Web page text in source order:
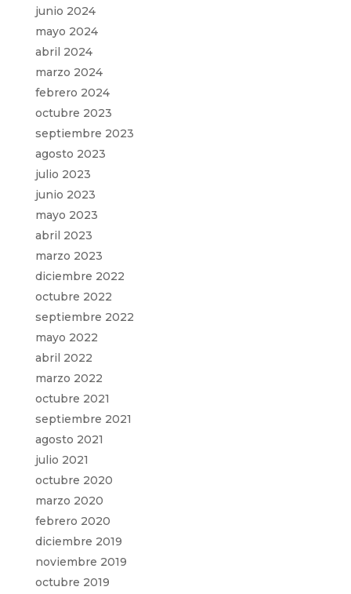
junio 2024
mayo 2024
abril 2024
marzo 2024
febrero 2024
octubre 2023
septiembre 2023
agosto 2023
julio 2023
junio 2023
mayo 2023
abril 2023
marzo 2023
diciembre 2022
octubre 2022
septiembre 2022
mayo 2022
abril 2022
marzo 2022
octubre 2021
septiembre 2021
agosto 2021
julio 2021
octubre 2020
marzo 2020
febrero 2020
diciembre 2019
noviembre 2019
octubre 2019